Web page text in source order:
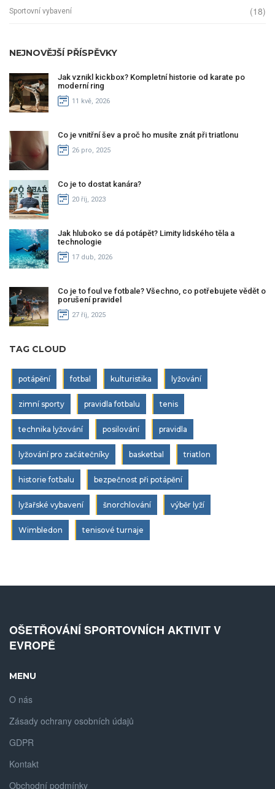
Sportovní vybavení (18)
NEJNOVĚJŠÍ PŘÍSPĚVKY
Jak vznikl kickbox? Kompletní historie od karate po
moderní ring
11 kvě, 2026
Co je vnitřní šev a proč ho musíte znát při triatlonu
26 pro, 2025
Co je to dostat kanára?
20 říj, 2023
Jak hluboko se dá potápět? Limity lidského těla a
technologie
17 dub, 2026
Co je to foul ve fotbale? Všechno, co potřebujete vědět o
porušení pravidel
27 říj, 2025
TAG CLOUD
potápění fotbal kulturistika lyžování
zimní sporty pravidla fotbalu tenis
technika lyžování posilování pravidla
lyžování pro začátečníky basketbal triatlon
historie fotbalu bezpečnost při potápění
lyžařské vybavení šnorchlování výběr lyží
Wimbledon tenisové turnaje
OŠETŘOVÁNÍ SPORTOVNÍCH AKTIVIT V
EVROPĚ
MENU
O nás
Zásady ochrany osobních údajů
GDPR
Kontakt
Obchodní podmínky